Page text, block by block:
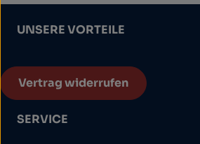
UNSERE VORTEILE
Vertrag widerrufen
SERVICE